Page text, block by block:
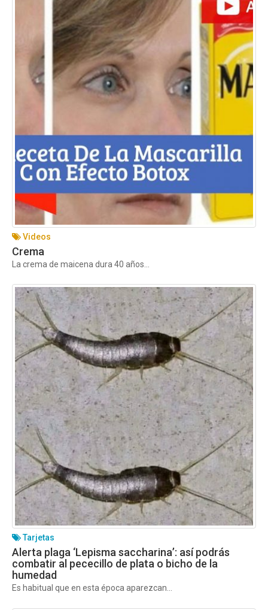
Videos
Crema
La crema de maicena dura 40 años...
Tarjetas
Alerta plaga ‘Lepisma saccharina’: así podrás
combatir al pececillo de plata o bicho de la
humedad
Es habitual que en esta época aparezcan...